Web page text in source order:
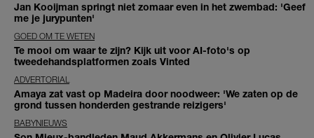
Jan Kooijman springt niet zomaar even in het zwembad: 'Geef
me je jurypunten'
GOED OM TE WETEN
Te mooi om waar te zijn? Kijk uit voor AI-foto's op
tweedehandsplatformen zoals Vinted
ADVERTORIAL
Amaya zat vast op Madeira door noodweer: 'We zaten op de
grond tussen honderden gestrande reizigers'
BABYNIEUWS